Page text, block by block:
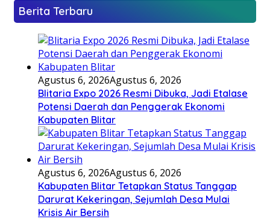
Berita Terbaru
Agustus 6, 2026Agustus 6, 2026
Blitaria Expo 2026 Resmi Dibuka, Jadi Etalase
Potensi Daerah dan Penggerak Ekonomi
Kabupaten Blitar
Agustus 6, 2026Agustus 6, 2026
Kabupaten Blitar Tetapkan Status Tanggap
Darurat Kekeringan, Sejumlah Desa Mulai
Krisis Air Bersih